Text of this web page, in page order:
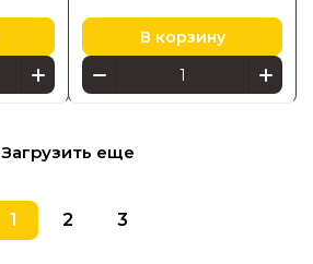
В корзину
Загрузить еще
1 2 3